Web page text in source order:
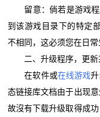
留意：倘若是游戏程
到该游戏目录下的特定
不相同，这必须您在日常
二、升级程序，更新
在软件或在线游戏
态链接库文档由于出现
故沒有下载升级取得成